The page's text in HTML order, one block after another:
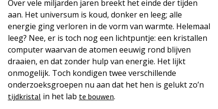
Over vele miljarden jaren breekt het einde der tijden
aan. Het universum is koud, donker en leeg; alle
energie ging verloren in de vorm van warmte. Helemaal
leeg? Nee, er is toch nog een lichtpuntje: een kristallen
computer waarvan de atomen eeuwig rond blijven
draaien, en dat zonder hulp van energie. Het lijkt
onmogelijk. Toch kondigen twee verschillende
onderzoeksgroepen nu aan dat het hen is gelukt zo’n
tijdkristal in het lab te bouwen.